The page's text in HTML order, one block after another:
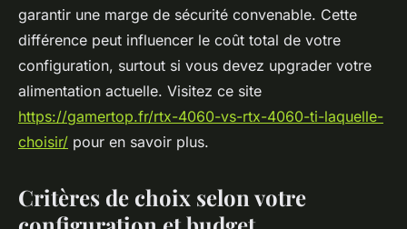
garantir une marge de sécurité convenable. Cette
différence peut influencer le coût total de votre
configuration, surtout si vous devez upgrader votre
alimentation actuelle. Visitez ce site
https://gamertop.fr/rtx-4060-vs-rtx-4060-ti-laquelle-
choisir/ pour en savoir plus.
Critères de choix selon votre